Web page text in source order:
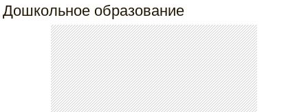
Дошкольное образование